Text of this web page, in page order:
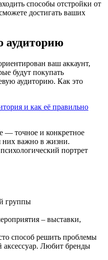
способы отстройки от
достигать ваших
ваш аккаунт,
будут покупать
аудиторию. Как это
и как её правильно
— точное и конкретное
них важно в жизни.
портрет
группы
– выставки,
способ решить проблемы
аксессуар. Любит бренды